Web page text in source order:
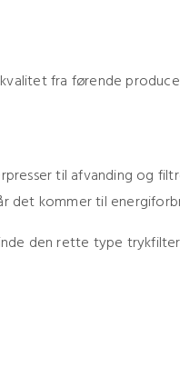
fra førende
til afvanding og
det kommer til
den rette type